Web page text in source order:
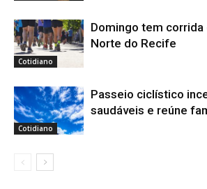
Cotidiano
Domingo tem corrida
Norte do Recife
Cotidiano
Passeio ciclístico
saudáveis e reúne